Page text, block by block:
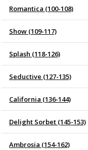
Romantica (100-108)
Show (109-117)
Splash (118-126)
Seductive (127-135)
California (136-144)
Delight Sorbet (145-153)
Ambrosia (154-162)